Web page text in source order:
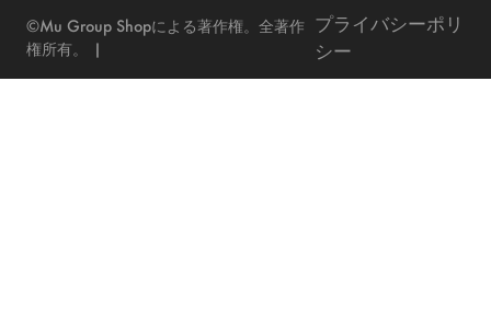
アウトドア＆スポーツ
その他
お問い合わせ
ブログ
©Mu Group Shopによる著作権。全著作
権所有。
プライバシーポリ
シー